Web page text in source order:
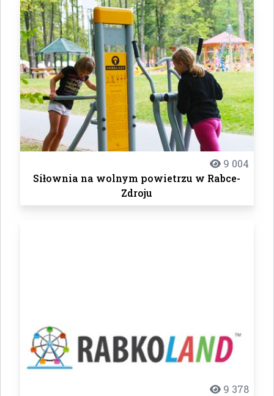
9 004
Siłownia na wolnym powietrzu w Rabce-
Zdroju
9 378